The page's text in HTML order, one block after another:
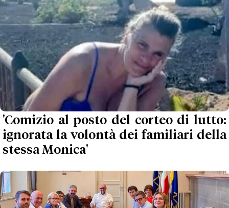
'Comizio al posto del corteo di lutto:
ignorata la volontà dei familiari della
stessa Monica'